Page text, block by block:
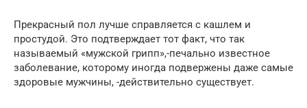
Прекрасный пол лучше справляется с кашлем и
простудой. Это подтверждает тот факт, что так
называемый «мужской грипп»,-печально известное
заболевание, которому иногда подвержены даже самые
здоровые мужчины, -действительно существует.